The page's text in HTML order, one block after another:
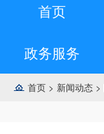
首页
政务服务
首页 > 新闻动态 >